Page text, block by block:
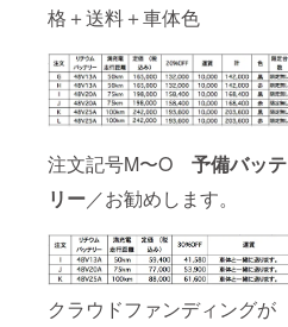
格＋送料＋車体色
注文記号M〜O 予備バッテ
リー／お勧めします。
クラウドファンディングが